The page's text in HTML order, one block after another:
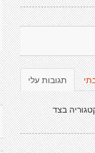
תגובות עלי
בצד